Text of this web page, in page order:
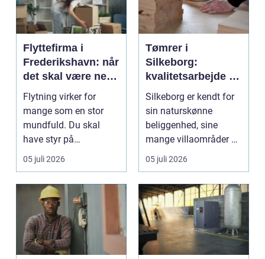
Flyttefirma i
Frederikshavn: når
det skal være nemt
at komme videre
Flytning virker for
mange som en stor
mundfuld. Du skal
have styr på
nedpakning, tunge
l&oslas...
05 juli 2026
Tømrer i
Silkeborg:
kvalitetsarbejde til
overkommelige
priser
Silkeborg er kendt for
sin naturskønne
beliggenhed, sine
mange villaområder og
en bland...
05 juli 2026